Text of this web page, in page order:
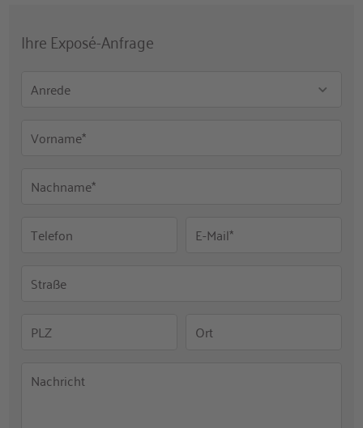
Ihre Exposé-Anfrage
Anrede
Vorname*
Nachname*
Telefon E-Mail*
Straße
PLZ Ort
Nachricht